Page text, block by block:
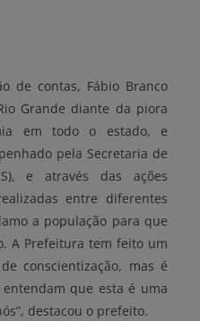
de contas, Fábio Branco
Grande diante da piora
em todo o estado, e
pela Secretaria de
e através das ações
entre diferentes
a população para que
A Prefeitura tem feito um
conscientização, mas é
que esta é uma
destacou o prefeito.